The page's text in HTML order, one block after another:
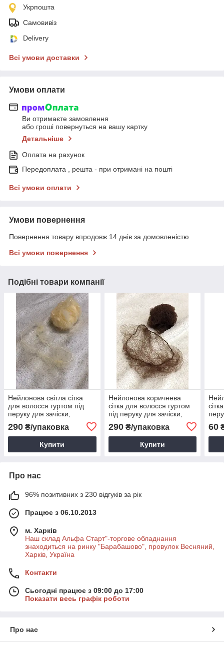
Укрпошта
Самовивіз
Delivery
Всі умови доставки
Умови оплати
Ви отримаєте замовлення
або гроші повернуться на вашу картку
Детальніше
Оплата на рахунок
Передоплата , решта - при отримані на пошті
Всі умови оплати
Умови повернення
Повернення товару впродовж 14 днів за домовленістю
Всі умови повернення
Подібні товари компанії
Нейлонова світла сітка
для волосся гуртом під
перуку для зачіски,
стрижки, фарбування,сна
чи танців
290 ₴/упаковка
Купити
Нейлонова коричнева
сітка для волосся гуртом
під перуку для зачіски,
стрижки, фарбування,сна
чи танцівник
290₴/упаковка
Купити
60
Про нас
96% позитивних з 230 відгуків за рік
Працює з 06.10.2013
м. Харків
Наш склад Альфа Старт"-торгове обладнання
знаходиться на ринку "Барабашово", провулок Весняний,
Харків, Україна
Контакти
Сьогодні працює з 09:00 до 17:00
Показати весь графік роботи
Про нас